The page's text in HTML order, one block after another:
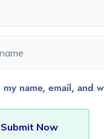
my name, email, and
Submit Now